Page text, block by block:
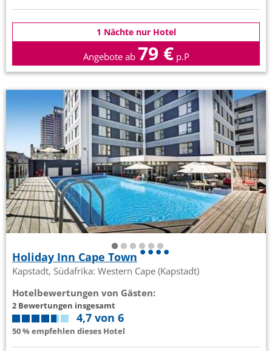
1 Nächte nur Hotel
Angebote ab 79 € p.P
Holiday Inn Cape Town
Kapstadt, Südafrika: Western Cape (Kapstadt)
Hotelbewertungen von Gästen:
2 Bewertungen insgesamt
4,7 von 6
50 % empfehlen dieses Hotel